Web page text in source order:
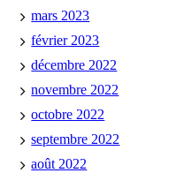
mars 2023
février 2023
décembre 2022
novembre 2022
octobre 2022
septembre 2022
août 2022